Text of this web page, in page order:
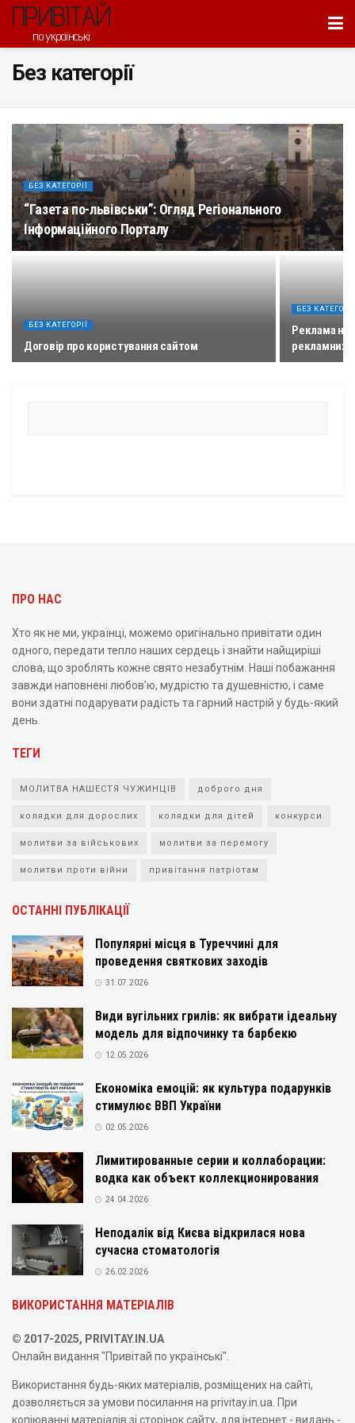
ПРИВІТАЙ
по українські
Без категорії
БЕЗ КАТЕГОРІЇ
“Газета по-львівськи”: Огляд Регіонального
Інформаційного Порталу
БЕЗ КАТЕГОРІЇ
Договір про користування сайтом
БЕЗ
Реклама на
рекламних
ПРО НАС
Хто як не ми, українці, можемо оригінально привітати один
одного, передати тепло наших сердець і знайти найщиріші
слова, що зроблять кожне свято незабутнім. Наші побажання
завжди наповнені любов’ю, мудрістю та душевністю, і саме
вони здатні подарувати радість та гарний настрій у будь-який
день.
ТЕГИ
МОЛИТВА НАШЕСТЯ ЧУЖИНЦІВ доброго дня
колядки для дорослих колядки для дітей конкурси
молитви за військових молитви за перемогу
молитви проти війни привітання патріотам
ОСТАННІ ПУБЛІКАЦІЇ
Популярні місця в Туреччині для
проведення святкових заходів
31.07.2026
Види вугільних грилів: як вибрати ідеальну
модель для відпочинку та барбекю
12.05.2026
Економіка емоцій: як культура подарунків
стимулює ВВП України
02.05.2026
Лимитированные серии и коллаборации:
водка как объект коллекционирования
24.04.2026
Неподалік від Києва відкрилася нова
сучасна стоматологія
26.02.2026
ВИКОРИСТАННЯ МАТЕРІАЛІВ
© 2017-2025, PRIVITAY.IN.UA
Онлайн видання "Привітай по українські".
Використання будь-яких матеріалів, розміщених на сайті,
дозволяється за умови посилання на privitay.in.ua. При
копіюванні матеріалів зі сторінок сайту, для інтернет - видань -